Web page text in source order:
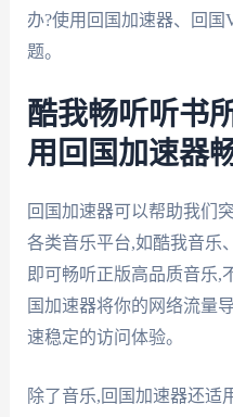
办?使用回国加速器、回国
题。
酷我畅听听书
用回国加速器
回国加速器可以帮助我们
各类音乐平台,如酷我音乐
即可畅听正版高品质音乐,
国加速器将你的网络流量
速稳定的访问体验。
除了音乐,回国加速器还适